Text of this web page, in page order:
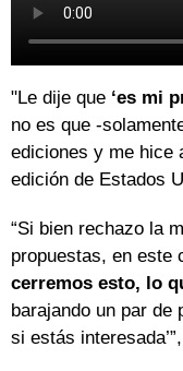
"Le dije que ‘es mi
no es que -
ediciones y me hice
edición de Estados
“Si bien rechazo la
propuestas, en este
cerremos esto, lo
barajando un par
si estás